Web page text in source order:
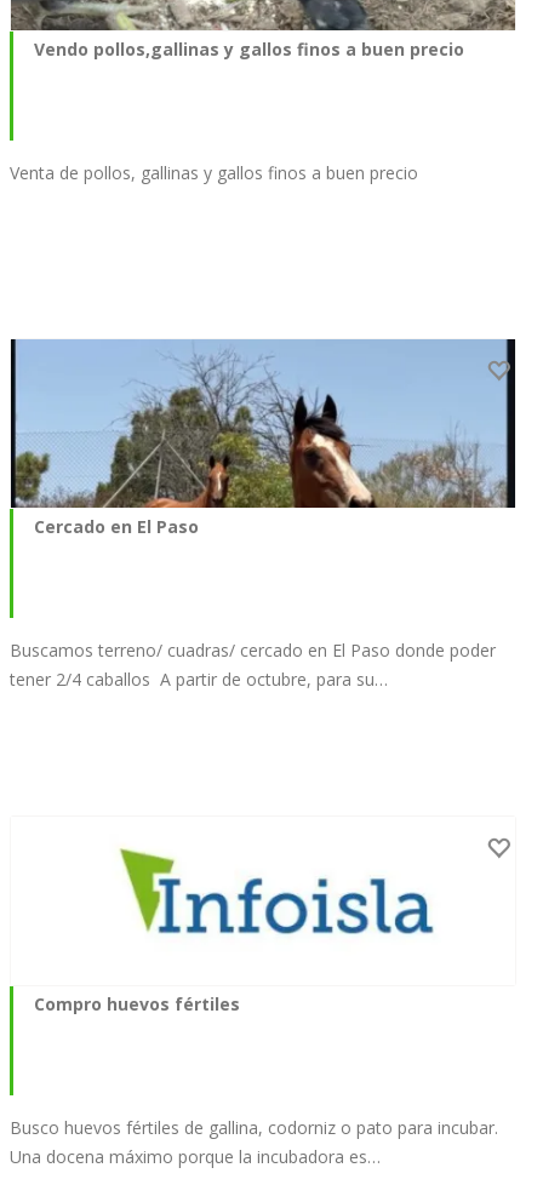
Vendo pollos,gallinas y gallos finos a buen precio
Venta de pollos, gallinas y gallos finos a buen precio
Cercado en El Paso
Buscamos terreno/ cuadras/ cercado en El Paso donde poder
tener 2/4 caballos A partir de octubre, para su…
Compro huevos fértiles
Busco huevos fértiles de gallina, codorniz o pato para incubar.
Una docena máximo porque la incubadora es…